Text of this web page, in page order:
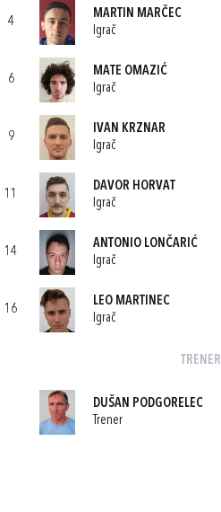
4
MARTIN MARČEC
Igrač
6
MATE OMAZIĆ
Igrač
9
IVAN KRZNAR
Igrač
11
DAVOR HORVAT
Igrač
14
ANTONIO LONČARIĆ
Igrač
16
LEO MARTINEC
Igrač
TRENER
DUŠAN PODGORELEC
Trener